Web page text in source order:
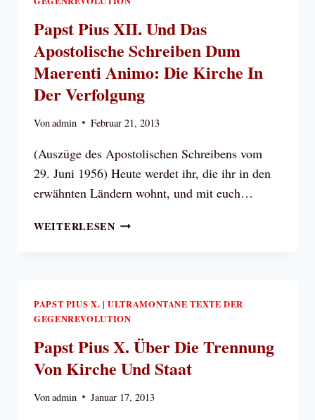
Papst Pius XII. Und Das
Apostolische Schreiben Dum
Maerenti Animo: Die Kirche In
Der Verfolgung
Vonadmin Februar 21, 2013
(Auszüge des Apostolischen Schreibens vom
29. Juni 1956) Heute werdet ihr, die ihr in den
erwähnten Ländern wohnt, und mit euch…
WEITERLESENPAPST
APOSTOLISCHE
SCHREIBEN
DUM
MAERENTI
ANIMO:
KIRCHE
PAPST PIUS X. |ULTRAMONTANE TEXTE DER
GEGENREVOLUTION
Papst Pius X. Über Die Trennung
Von Kirche Und Staat
Vonadmin Januar 17, 2013